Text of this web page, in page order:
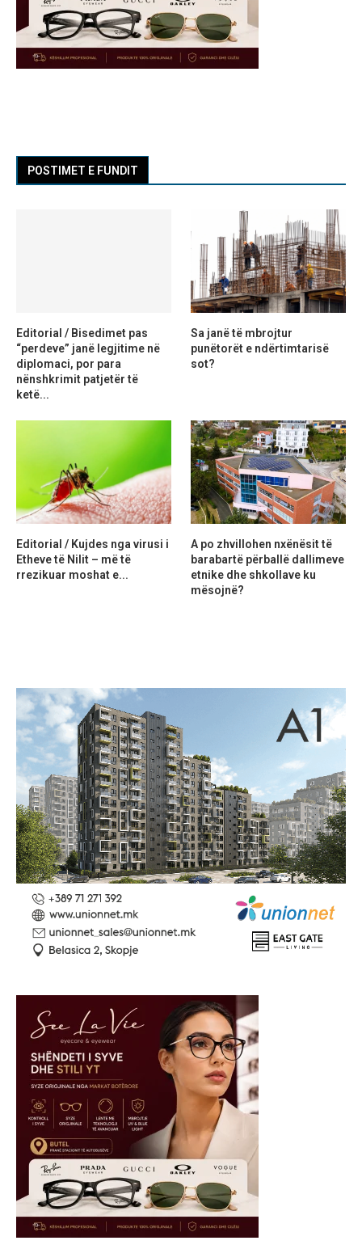
POSTIMET E FUNDIT
Editorial / Bisedimet pas
“perdeve” janë legjitime në
diplomaci, por para
nënshkrimit patjetër të
ketë...
Sa janë të mbrojtur
punëtorët e ndërtimtarisë
sot?
Editorial / Kujdes nga virusi i
Etheve të Nilit – më të
rrezikuar moshat e...
A po zhvillohen nxënësit të
barabartë përballë dallimeve
etnike dhe shkollave ku
mësojnë?